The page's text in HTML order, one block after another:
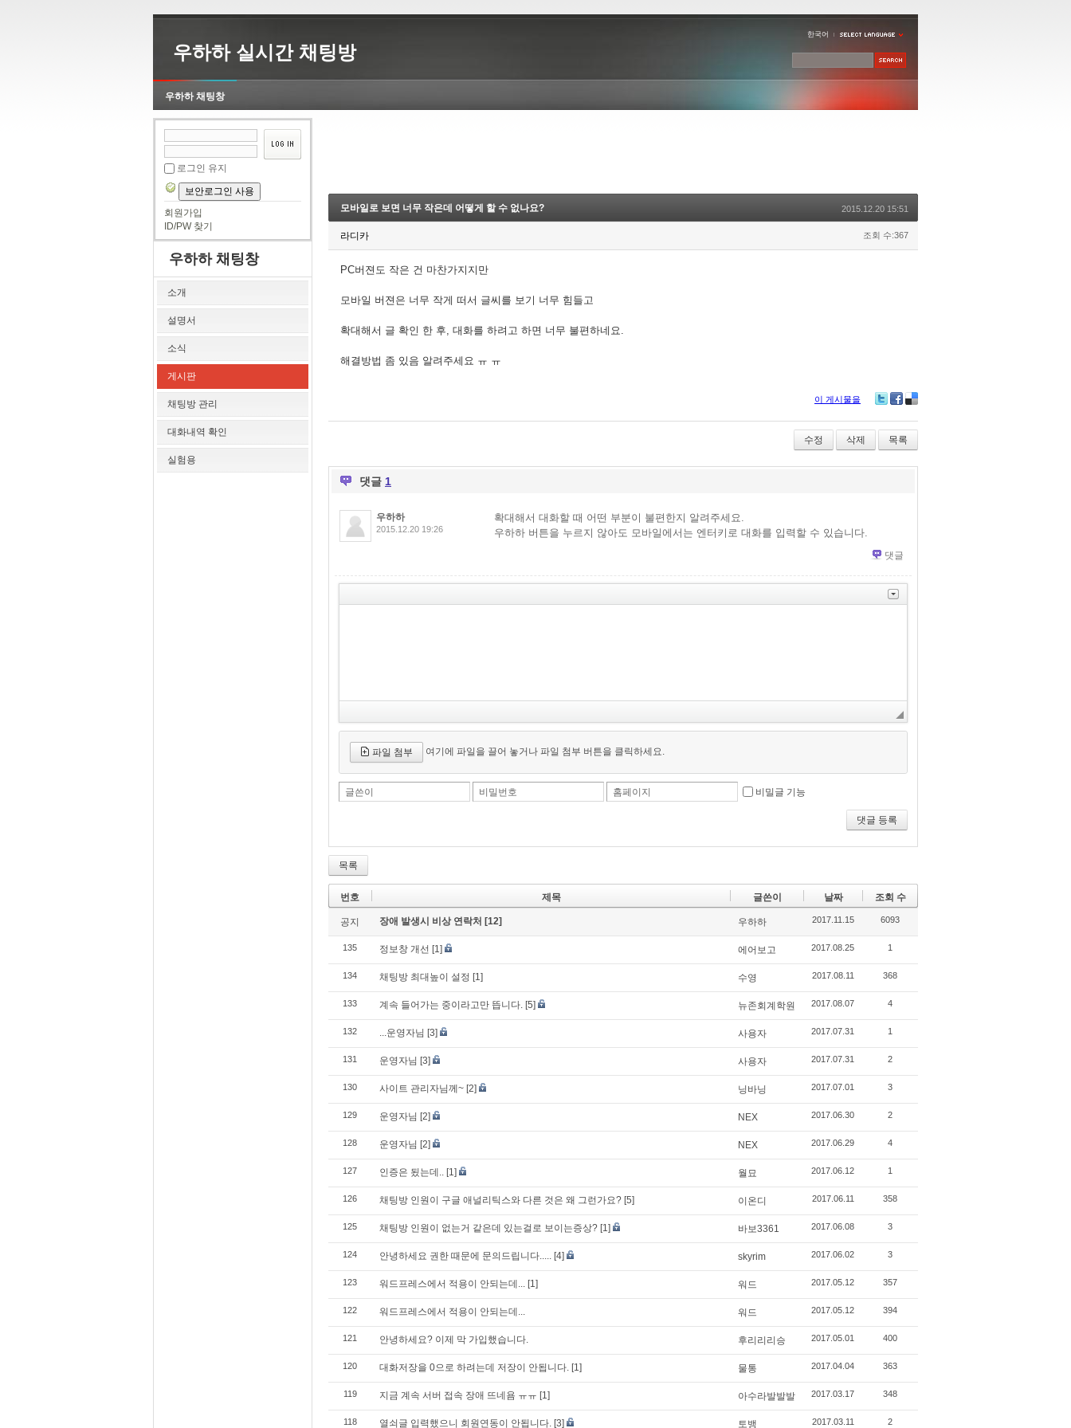
우하하 실시간 채팅방
한국어
우하하 채팅창
로그인 유지
보안로그인 사용
회원가입
ID/PW 찾기
우하하 채팅창
소개
설명서
소식
게시판
채팅방 관리
대화내역 확인
실험용
모바일로 보면 너무 작은데 어떻게 할 수 없나요? 2015.12.20 15:51
라디카 조회 수:367
PC버젼도 작은 건 마찬가지지만
모바일 버젼은 너무 작게 떠서 글씨를 보기 너무 힘들고
확대해서 글 확인 한 후, 대화를 하려고 하면 너무 불편하네요.
해결방법 좀 있음 알려주세요 ㅠ ㅠ
이 게시물을
itte ce
bo
ok
lici
ou
s
수정 삭제 목록
댓글 1
우하하
2015.12.20 19:26
확대해서 대화할 때 어떤 부분이 불편한지 알려주세요.
우하하 버튼을 누르지 않아도 모바일에서는 엔터키로 대화를 입력할 수 있습니다.
댓글
파일 첨부 여기에 파일을 끌어 놓거나 파일 첨부 버튼을 클릭하세요.
글쓴이 비밀번호 홈페이지 비밀글 기능
댓글 등록
목록
번호 제목 글쓴이 날짜 조회 수
공지 장애 발생시 비상 연락처 [12] 우하하 2017.11.15 6093
135 정보창 개선 [1] 에어보고 2017.08.25 1
134 채팅방 최대높이 설정 [1] 수영 2017.08.11 368
133 계속 들어가는 중이라고만 뜹니다. [5] 뉴존회계학원 2017.08.07 4
132 ...운영자님 [3] 사용자 2017.07.31 1
131 운영자님 [3] 사용자 2017.07.31 2
130 사이트 관리자님께~ [2] 닝바닝 2017.07.01 3
129 운영자님 [2] NEX 2017.06.30 2
128 운영자님 [2] NEX 2017.06.29 4
127 인증은 됬는데.. [1] 월묘 2017.06.12 1
126 채팅방 인원이 구글 애널리틱스와 다른 것은 왜 그런가요? [5] 이온디 2017.06.11 358
125 채팅방 인원이 없는거 같은데 있는걸로 보이는증상? [1] 바보3361 2017.06.08 3
124 안녕하세요 권한 때문에 문의드립니다..... [4] skyrim 2017.06.02 3
123 워드프레스에서 적용이 안되는데... [1] 워드 2017.05.12 357
122 워드프레스에서 적용이 안되는데... 워드 2017.05.12 394
121 안녕하세요? 이제 막 가입했습니다. 후리리리승 2017.05.01 400
120 대화저장을 0으로 하려는데 저장이 안됩니다. [1] 물통 2017.04.04 363
119 지금 계속 서버 접속 장애 뜨네욤 ㅠㅠ [1] 아수라발발발 2017.03.17 348
118 열쇠글 입력했으니 회원연동이 안됩니다. [3] 토뱅 2017.03.11 2